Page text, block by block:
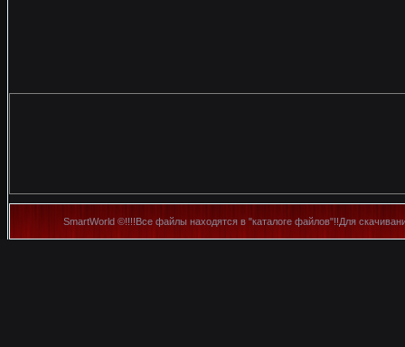
SmartWorld ©!!!!Все файлы находятся в "каталоге файлов"!!Для